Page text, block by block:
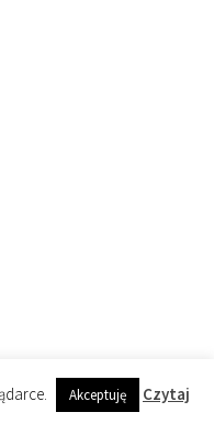
Akceptuję
Czytaj